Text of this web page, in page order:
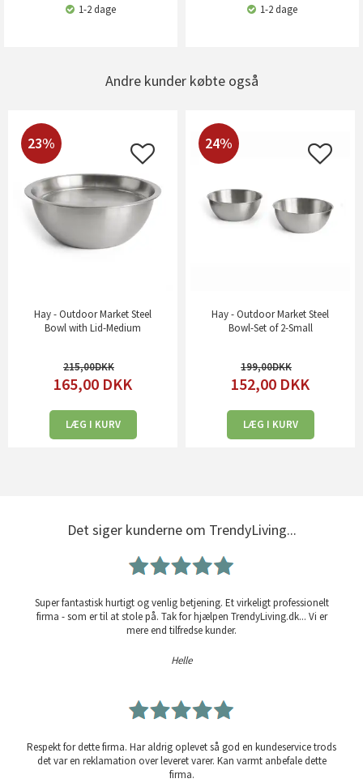
1-2 dage 1-2 dage
Andre kunder købte også
23%
Hay - Outdoor Market Steel
Bowl with Lid-Medium
215,00
165,00 DKK
LÆG I KURV
24%
Hay - Outdoor Market Steel
Bowl-Set of 2-Small
199,00
152,00 DKK
LÆG I KURV
Det siger kunderne om TrendyLiving...
Super fantastisk hurtigt og venlig betjening. Et virkeligt professionelt
firma - som er til at stole på. Tak for hjælpen TrendyLiving.dk... Vi er
mere end tilfredse kunder.
Helle
Respekt for dette firma. Har aldrig oplevet så god en kundeservice trods
det var en reklamation over leveret varer. Kan varmt anbefale dette
firma.